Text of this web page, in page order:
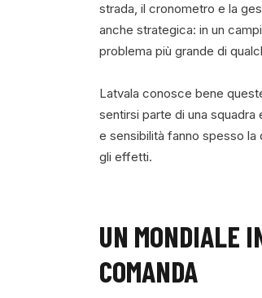
strada, il cronometro e la
anche strategica: in un
problema più grande di
Latvala conosce bene
sentirsi parte di una squadra
e sensibilità fanno spesso
gli effetti.
UN MONDIALE
COMANDA